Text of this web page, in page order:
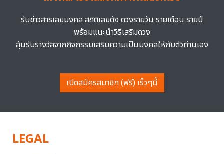
รับข่าวสารเลขมงคล สถิติเลขดัง ดวงรายวัน รายเดือน รายปี
พร้อมแนะนำวิธีเสริมดวง
ลุ้นรับรางวัลจากกิจกรรมเสริมความเป็นมงคลให้กับตัวท่านเอง
เปิดสมัครสมาชิก (ฟรี) เร็วๆนี้
LEGAL